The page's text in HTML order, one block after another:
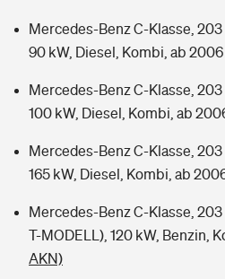
Mercedes-Benz C-Klasse, 203
90 kW, Diesel, Kombi, ab 2006
Mercedes-Benz C-Klasse, 203
100 kW, Diesel, Kombi, ab
Mercedes-Benz C-Klasse, 203
165 kW, Diesel, Kombi, ab
Mercedes-Benz C-Klasse, 203
T-MODELL), 120 kW, Benzin,
AKN)